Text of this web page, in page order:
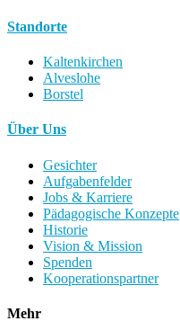
Standorte
Kaltenkirchen
Alveslohe
Borstel
Über Uns
Gesichter
Aufgabenfelder
Jobs & Karriere
Pädagogische Konzepte
Historie
Vision & Mission
Spenden
Kooperationspartner
Mehr